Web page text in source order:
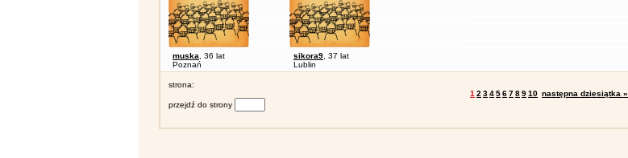
muska , 36 lat
Poznań
sikora9 , 37 lat
Lublin
strona:
1 2 345678910 następna dziesiątka »
przejdź do strony